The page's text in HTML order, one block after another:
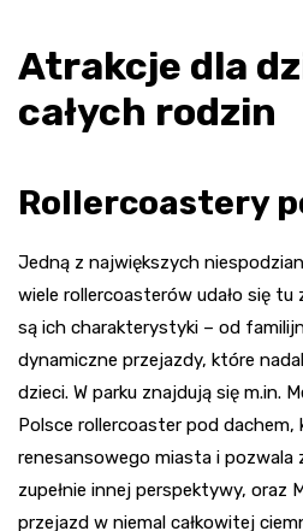
Atrakcje dla
całych rodzin
Rollercoastery
Jedną z największych
wiele rollercoasterów udało się tu
są ich charakterystyki – od
dynamiczne przejazdy, które
dzieci. W parku znajdują się m.in.
Polsce rollercoaster pod
renesansowego miasta i pozwala
zupełnie innej perspektywy, oraz
przejazd w niemal całkowitej